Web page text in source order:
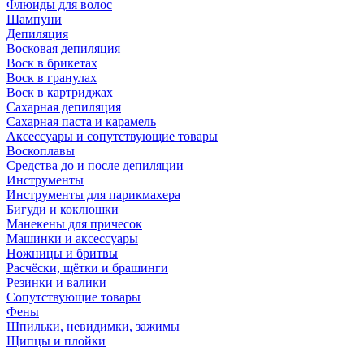
Флюиды для волос
Шампуни
Депиляция
Восковая депиляция
Воск в брикетах
Воск в гранулах
Воск в картриджах
Сахарная депиляция
Сахарная паста и карамель
Аксессуары и сопутствующие товары
Воскоплавы
Средства до и после депиляции
Инструменты
Инструменты для парикмахера
Бигуди и коклюшки
Манекены для причесок
Машинки и аксессуары
Ножницы и бритвы
Расчёски, щётки и брашинги
Резинки и валики
Сопутствующие товары
Фены
Шпильки, невидимки, зажимы
Щипцы и плойки